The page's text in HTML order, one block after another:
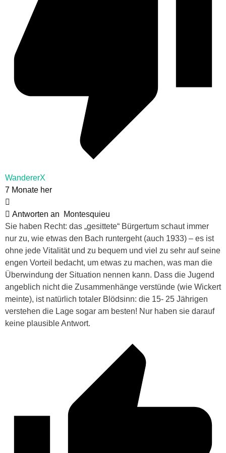
WandererX
7 Monate her
Antworten an
Montesquieu
Sie haben Recht: das „gesittete“ Bürgertum schaut immer
nur zu, wie etwas den Bach runtergeht (auch 1933) – es ist
ohne jede Vitalität und zu bequem und viel zu sehr auf seine
engen Vorteil bedacht, um etwas zu machen, was man die
Überwindung der Situation nennen kann. Dass die Jugend
angeblich nicht die Zusammenhänge verstünde (wie Wickert
meinte), ist natürlich totaler Blödsinn: die 15- 25 Jährigen
verstehen die Lage sogar am besten! Nur haben sie darauf
keine plausible Antwort.